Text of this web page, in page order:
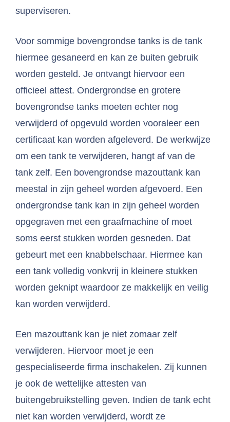
superviseren.
Voor sommige bovengrondse tanks is de tank
hiermee gesaneerd en kan ze buiten gebruik
worden gesteld. Je ontvangt hiervoor een
officieel attest. Ondergrondse en grotere
bovengrondse tanks moeten echter nog
verwijderd of opgevuld worden vooraleer een
certificaat kan worden afgeleverd. De werkwijze
om een tank te verwijderen, hangt af van de
tank zelf. Een bovengrondse mazouttank kan
meestal in zijn geheel worden afgevoerd. Een
ondergrondse tank kan in zijn geheel worden
opgegraven met een graafmachine of moet
soms eerst stukken worden gesneden. Dat
gebeurt met een knabbelschaar. Hiermee kan
een tank volledig vonkvrij in kleinere stukken
worden geknipt waardoor ze makkelijk en veilig
kan worden verwijderd.
Een mazouttank kan je niet zomaar zelf
verwijderen. Hiervoor moet je een
gespecialiseerde firma inschakelen. Zij kunnen
je ook de wettelijke attesten van
buitengebruikstelling geven. Indien de tank echt
niet kan worden verwijderd, wordt ze